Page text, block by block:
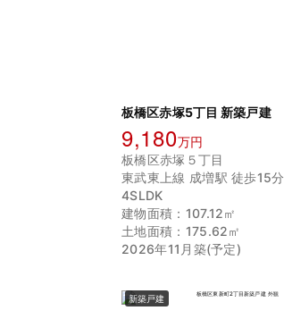
板橋区赤塚5丁目 新築戸建
9,180万円
板橋区赤塚５丁目
東武東上線 成増駅 徒歩15分
4SLDK
建物面積：107.12㎡
土地面積：175.62㎡
2026年11月築(予定)
新築戸建